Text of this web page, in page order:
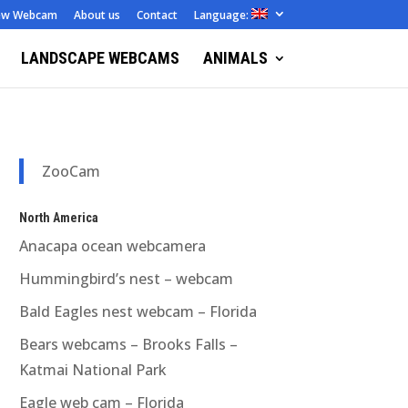
Webcam About us Contact Language:
LANDSCAPE WEBCAMS ANIMALS
ZooCam
North America
Anacapa ocean webcamera
Hummingbird’s nest – webcam
Bald Eagles nest webcam – Florida
Bears webcams – Brooks Falls –
Katmai National Park
Eagle web cam – Florida